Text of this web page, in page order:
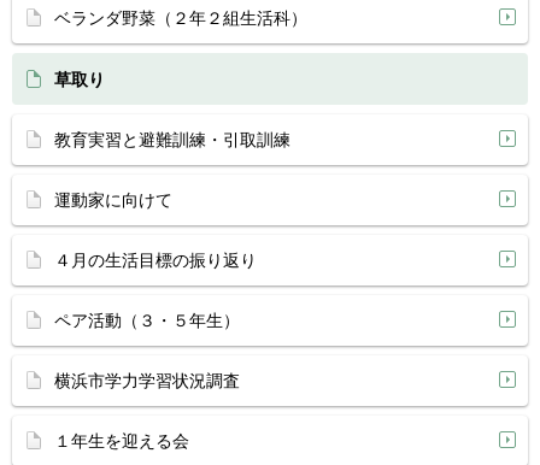
ベランダ野菜（２年２組生活科）
草取り
教育実習と避難訓練・引取訓練
運動家に向けて
４月の生活目標の振り返り
ペア活動（３・５年生）
横浜市学力学習状況調査
１年生を迎える会